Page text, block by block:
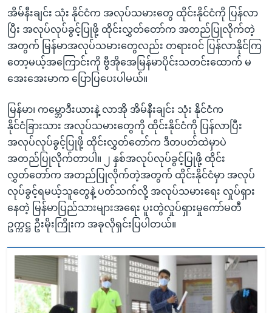
နေရာ
သို့
အိမ်နီးချင်း သုံး နိုင်ငံက အလုပ်သမားတွေ ထိုင်းနိုင်ငံကို ပြန်လာ
ပြီး အလုပ်လုပ်ခွင့်ပြုဖို့ ထိုင်းလွှတ်တော်က အတည်ပြုလိုက်တဲ့
အတွက် မြန်မာအလုပ်သမားတွေလည်း တရားဝင် ပြန်လာနိုင်ကြ
တော့မယ့်အကြောင်းကို ဗွီအိုအေမြန်မာပိုင်းသတင်းထောက် မ
အေးအေးမာက ပြောပြပေးပါမယ်။
မြန်မာ၊ ကမ္ဘောဒီးယားနဲ့ လာအို အိမ်နီးချင်း သုံး နိုင်ငံက
နိုင်ငံခြားသား အလုပ်သမားတွေကို ထိုင်းနိုင်ငံကို ပြန်လာပြီး
အလုပ်လုပ်ခွင့်ပြုဖို့ ထိုင်းလွှတ်တော်က ဒီတပတ်ထဲမှာပဲ
အတည်ပြုလိုက်တာပါ။ ၂ နှစ်အလုပ်လုပ်ခွင့်ပြုဖို့ ထိုင်း
လွှတ်တော်က အတည်ပြုလိုက်တဲ့အတွက် ထိုင်းနိုင်ငံမှာ အလုပ်
လုပ်ခွင့်ရမယ့်သူတွေနဲ့ ပတ်သက်လို့ အလုပ်သမားရေး လှုပ်ရှား
နေတဲ့ မြန်မာပြည်သားများအရေး ပူးတွဲလှုပ်ရှားမှုကော်မတီ
ဥက္ကဋ္ဌ ဦးမိုးကြိုးက အခုလိုရှင်းပြပါတယ်။